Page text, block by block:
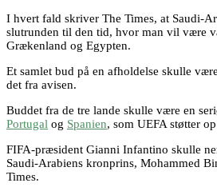
I hvert fald skriver The Times, at Saudi-
slutrunden til den tid, hvor man vil være
Grækenland og Egypten.
Et samlet bud på en afholdelse skulle
det fra avisen.
Buddet fra de tre lande skulle være en
Portugal og Spanien, som UEFA støtter
FIFA-præsident Gianni Infantino skulle
Saudi-Arabiens kronprins, Mohammed
Times.